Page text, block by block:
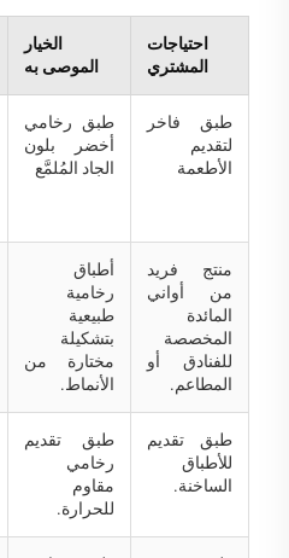
احتياجات
المشتري
الخيار
الموصى به
طبق فاخر
لتقديم
الأطعمة
طبق رخامي
أخضر بلون
الجاد المُلمَّع
منتج فريد
من أواني
المائدة
المخصصة
للفنادق أو
المطاعم.
أطباق
رخامية
طبيعية
بتشكيلة
مختارة من
الأنماط.
طبق تقديم
للأطباق
الساخنة.
طبق تقديم
رخامي
مقاوم
للحرارة.